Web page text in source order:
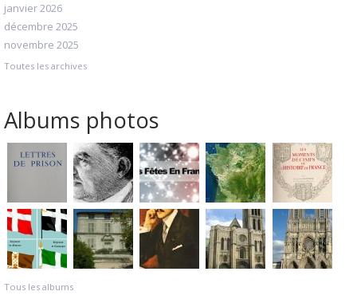
janvier 2026
décembre 2025
novembre 2025
Toutes les archives
Albums photos
Tous les albums